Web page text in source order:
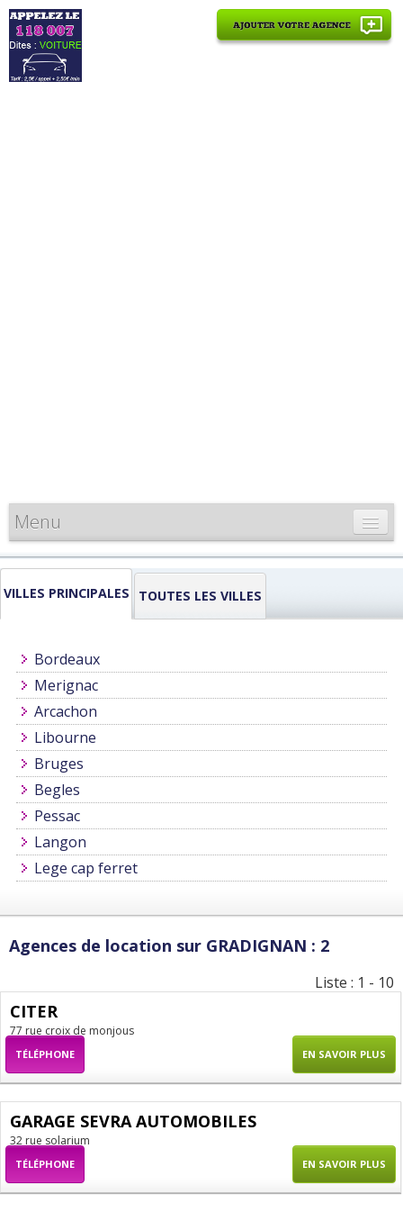
Menu
CARTE DE FRANCE
INFORMATIONS
VILLES PRINCIPALES TOUTES LES VILLES
Bordeaux
Merignac
Arcachon
Libourne
Bruges
Begles
Pessac
Langon
Lege cap ferret
Agences de location sur GRADIGNAN : 2
Liste : 1 - 10
CITER
77 rue croix de monjous
TÉLÉPHONE EN SAVOIR PLUS
GARAGE SEVRA AUTOMOBILES
32 rue solarium
TÉLÉPHONE EN SAVOIR PLUS